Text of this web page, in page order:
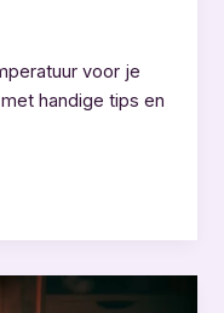
voor je
handige tips en